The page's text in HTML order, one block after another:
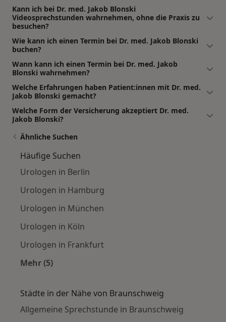
Kann ich bei Dr. med. Jakob Blonski
Videosprechstunden wahrnehmen, ohne die Praxis zu
besuchen?
Wie kann ich einen Termin bei Dr. med. Jakob Blonski
buchen?
Wann kann ich einen Termin bei Dr. med. Jakob
Blonski wahrnehmen?
Welche Erfahrungen haben Patient:innen mit Dr. med.
Jakob Blonski gemacht?
Welche Form der Versicherung akzeptiert Dr. med.
Jakob Blonski?
Ähnliche Suchen
Häufige Suchen
Urologen in Berlin
Urologen in Hamburg
Urologen in München
Urologen in Köln
Urologen in Frankfurt
Mehr (5)
Städte in der Nähe von Braunschweig
Allgemeine Sprechstunde in Braunschweig